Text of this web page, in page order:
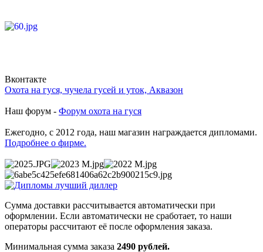
Вконтакте
Охота на гуся, чучела гусей и уток, Аквазон
Наш форум - Форум охота на гуся
Ежегодно, с 2012 года, наш магазин награждается дипломами.
Подробнее о фирме.
Сумма доставки рассчитывается автоматически при
оформлении. Если автоматически не сработает, то наши
операторы рассчитают её после оформления заказа.
Минимальная сумма заказа 2490 рублей.